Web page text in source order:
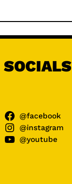
SOCIALS
@facebook
@instagram
@youtube